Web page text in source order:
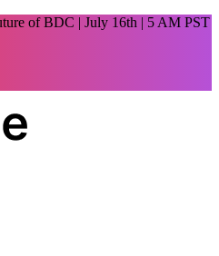
of BDC | July 16th | 5 AM PST